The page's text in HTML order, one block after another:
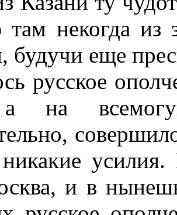
там некогда из
будучи еще
русское
на
никакие
и в